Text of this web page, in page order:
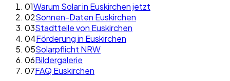
01Warum Solar in Euskirchen jetzt
02Sonnen-Daten Euskirchen
03Stadtteile von Euskirchen
04Förderung in Euskirchen
05Solarpflicht NRW
06Bildergalerie
07FAQ Euskirchen